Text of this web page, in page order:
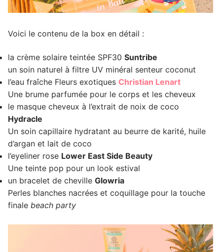
Voici le contenu de la box en détail :
la crème solaire teintée SPF30 Suntribe
un soin naturel à filtre UV minéral senteur coconut
l’eau fraîche Fleurs exotiques Christian Lenart
Une brume parfumée pour le corps et les cheveux
le masque cheveux à l’extrait de noix de coco
Hydracle
Un soin capillaire hydratant au beurre de karité, huile
d’argan et lait de coco
l’eyeliner rose Lower East Side Beauty
Une teinte pop pour un look estival
un bracelet de cheville Glowria
Perles blanches nacrées et coquillage pour la touche
finale beach party